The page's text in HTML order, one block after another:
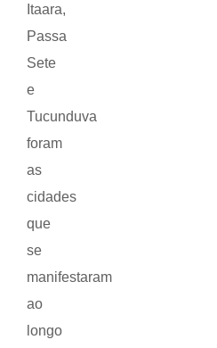
Itaara,
Passa
Sete
e
Tucunduva
foram
as
cidades
que
se
manifestaram
ao
longo